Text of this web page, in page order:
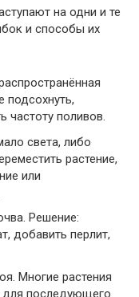
на одни и те
и способы их
подсохнуть,
частоту поливов.
света, либо
растение,
или
Решение:
добавить перлит,
Многие растения
последующего